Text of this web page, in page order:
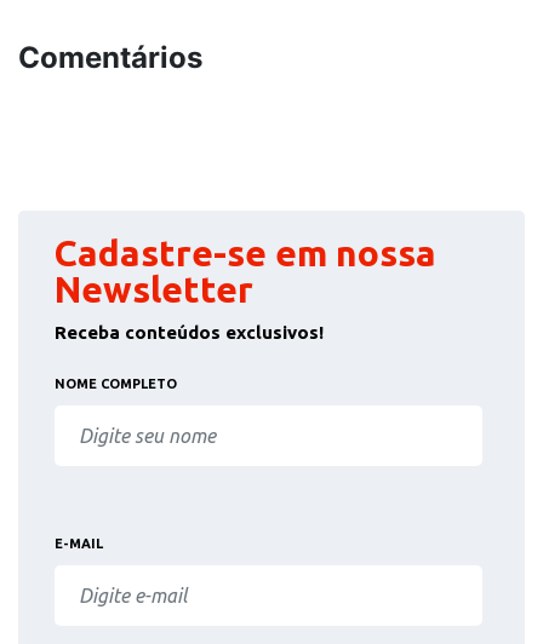
Comentários
Cadastre-se em nossa
Newsletter
Receba conteúdos exclusivos!
NOME COMPLETO
E-MAIL